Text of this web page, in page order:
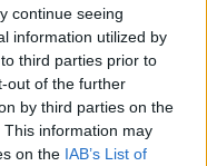
continue seeing
information utilized by
third parties prior to
out of the further
by third parties on the
This information may
on the IAB’s List of
προηγούμενου
εταιρείες
του
Predator στην
ΕΛ.ΑΣ., η εν λόγω